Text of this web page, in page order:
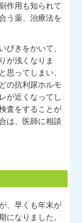
作用も知られて
う薬、治療法を
きをかいて、
が浅くなりま
思ってしまい、
の抗利尿ホルモ
が近くなってし
査をすることが
は、医師に相談
、早くも年末が
になりました。